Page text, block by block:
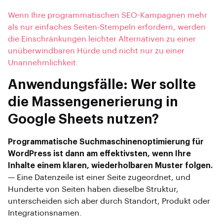
Wenn Ihre programmatischen SEO-Kampagnen mehr
als nur einfaches Seiten-Stempeln erfordern, werden
die Einschränkungen leichter Alternativen zu einer
unüberwindbaren Hürde und nicht nur zu einer
Unannehmlichkeit.
Anwendungsfälle: Wer sollte
die Massengenerierung in
Google Sheets nutzen?
Programmatische Suchmaschinenoptimierung für
WordPress ist dann am effektivsten, wenn Ihre
Inhalte einem klaren, wiederholbaren Muster folgen.
— Eine Datenzeile ist einer Seite zugeordnet, und
Hunderte von Seiten haben dieselbe Struktur,
unterscheiden sich aber durch Standort, Produkt oder
Integrationsnamen.